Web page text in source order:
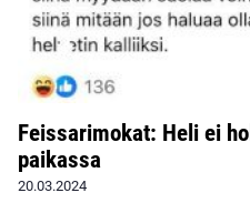
Feissarimokat: Heli ei
paikassa
20.03.2024